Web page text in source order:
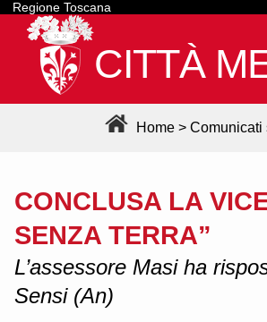
Regione Toscana
CITTÀ
Home > Comunicati
CONCLUSA LA
SENZA TERRA”
L’assessore Masi ha
Sensi (An)